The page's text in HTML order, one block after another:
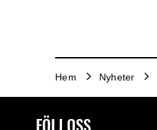
Hem Nyheter
FÖLJ OSS